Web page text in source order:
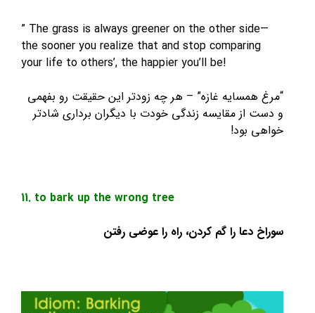
” The grass is always greener on the other
the sooner you realize that and stop
your life to others’, the happier you’ll be!
غازه” – هر چه زودتر این حقیقت رو بفهمی
از مقایسه زندگی خودت با دیگران برداری شادتر
11. to bark up the wrong tree
دعا را گم کردن، راه را عوضی رفتن